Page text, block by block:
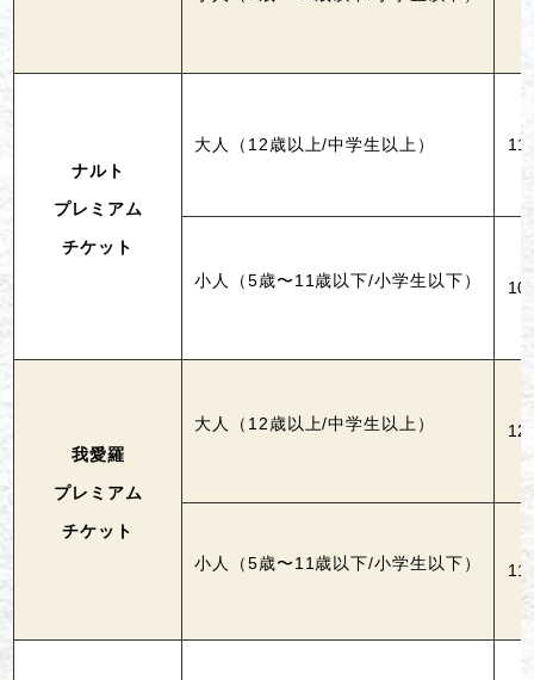
ナルト
プレミアム
チケット
大人（12歳以上/中学生以上）
小人（5歳〜11歳以下/小学生以下）
我愛羅
プレミアム
チケット
大人（12歳以上/中学生以上）
小人（5歳〜11歳以下/小学生以下）